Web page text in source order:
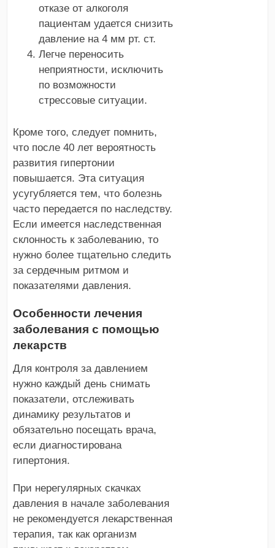
отказе от алкоголя
пациентам удается снизить
давление на 4 мм рт. ст.
Легче переносить
неприятности, исключить
по возможности
стрессовые ситуации.
Кроме того, следует помнить,
что после 40 лет вероятность
развития гипертонии
повышается. Эта ситуация
усугубляется тем, что болезнь
часто передается по наследству.
Если имеется наследственная
склонность к заболеванию, то
нужно более тщательно следить
за сердечным ритмом и
показателями давления.
Особенности лечения
заболевания с помощью
лекарств
Для контроля за давлением
нужно каждый день снимать
показатели, отслеживать
динамику результатов и
обязательно посещать врача,
если диагностирована
гипертония.
При нерегулярных скачках
давления в начале заболевания
не рекомендуется лекарственная
терапия, так как организм